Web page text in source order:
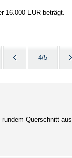
16.000 EUR beträgt.
4/5
Querschnitt aus